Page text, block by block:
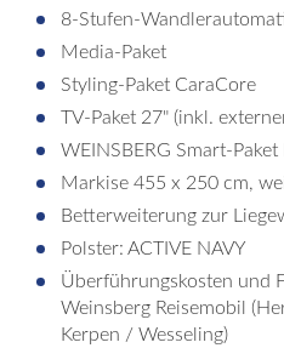
8-Stufen-
Media-Paket
Styling-Paket CaraCore
TV-Paket 27" (inkl.
WEINSBERG Smart-Paket
Markise 455 x 250 cm,
Betterweiterung zur
Polster: ACTIVE NAVY
Überführungskosten und
Weinsberg Reisemobil
Kerpen / Wesseling)